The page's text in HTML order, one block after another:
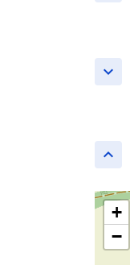
keyboard_arrow_down
keyboard_arrow_up
+
−